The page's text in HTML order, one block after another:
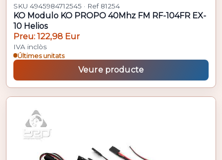
SKU 4945984712545 · Ref 81254
KO Modulo KO PROPO 40Mhz FM RF-104FR EX-
10 Helios
Preu: 122,98 Eur
IVA inclòs
Últimes unitats
Veure producte